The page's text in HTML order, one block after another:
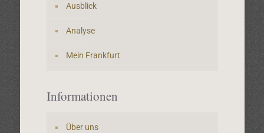
Ausblick
Analyse
Mein Frankfurt
Informationen
Über uns